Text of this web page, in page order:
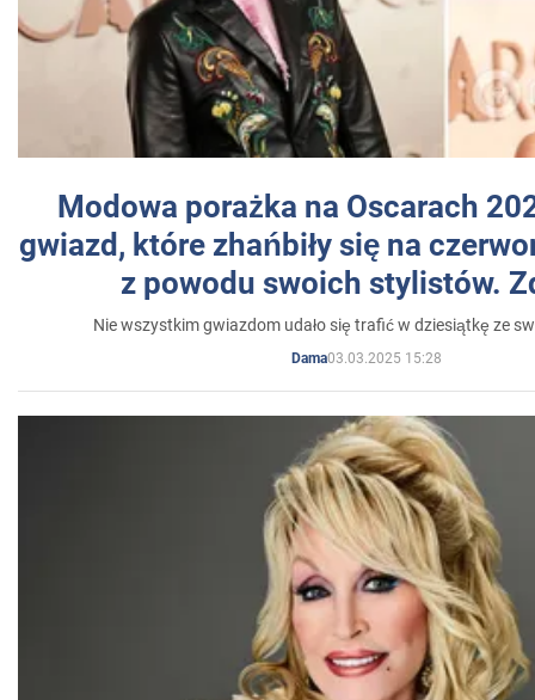
Modowa porażka na Oscarach
gwiazd, które zhańbiły się na
z powodu swoich stylistów.
Nie wszystkim gwiazdom udało się trafić w dziesiątkę ze
Dama03.03.2025 15:28